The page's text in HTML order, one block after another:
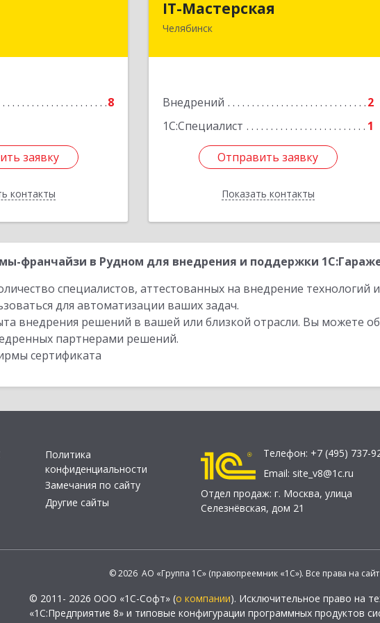
8
заявку
контакты
обл, Челябинск г,
заявку
IT-Мастерская
Челябинск
Внедрений
2
1С:Специалист
1
Отправить заявку
Показать контакты
454091, Челябинская обл, Челябинск г,
Отправить заявку
Назад
франчайзи в Рудном для внедрения и поддержки
специалистов, аттестованных на внедрение
для автоматизации ваших задач.
внедрения решений в вашей или близкой отрасли. Вы можете
партнерами решений.
сертификата
Политика
конфиденциальности
Замечания по сайту
Другие сайты
Телефон: +7 (495) 737-
Email: site_v8@1c.ru
Отдел продаж: г. Москва, улица
Селезнёвская, дом 21
© 2026 АО «Группа 1С» (правопреемник «1С»). Все права на
© 2011- 2026 ООО «1С-Софт» (о компании). Исключительное право на
«1С:Предприятие 8» и типовые конфигурации программных продуктов